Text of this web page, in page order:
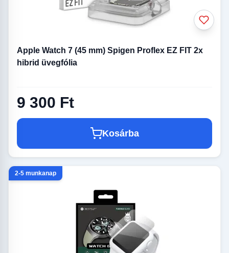
Apple Watch 7 (45 mm) Spigen Proflex EZ FIT 2x
hibrid üvegfólia
9 300 Ft
Kosárba
2-5 munkanap